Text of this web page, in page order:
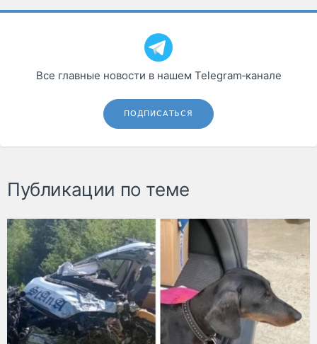
Все главные новости в нашем Telegram‑канале
ПОДПИСАТЬСЯ
Публикации по теме